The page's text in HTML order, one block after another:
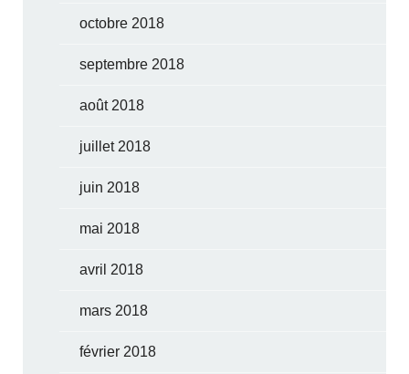
octobre 2018
septembre 2018
août 2018
juillet 2018
juin 2018
mai 2018
avril 2018
mars 2018
février 2018